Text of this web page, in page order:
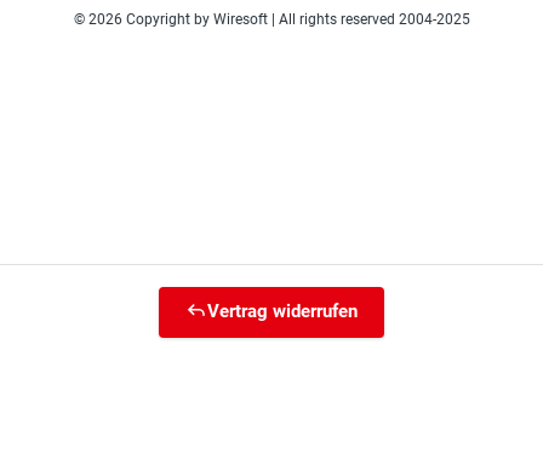
© 2026 Copyright by Wiresoft | All rights reserved 2004-2025
Vertrag widerrufen